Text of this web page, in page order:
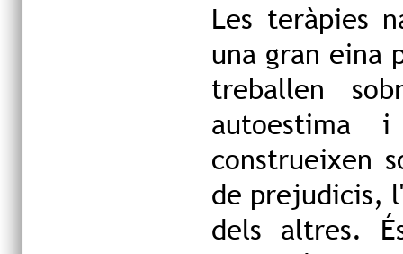
Les teràpies
una gran eina
treballen
autoestima
construeixen
de prejudicis,
dels altres.